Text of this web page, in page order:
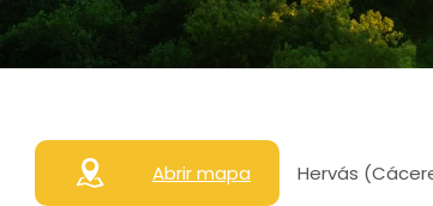
Abrir mapa Hervás